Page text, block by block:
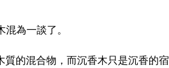
為一談了。
的混合物，而沉香木只是沉香的